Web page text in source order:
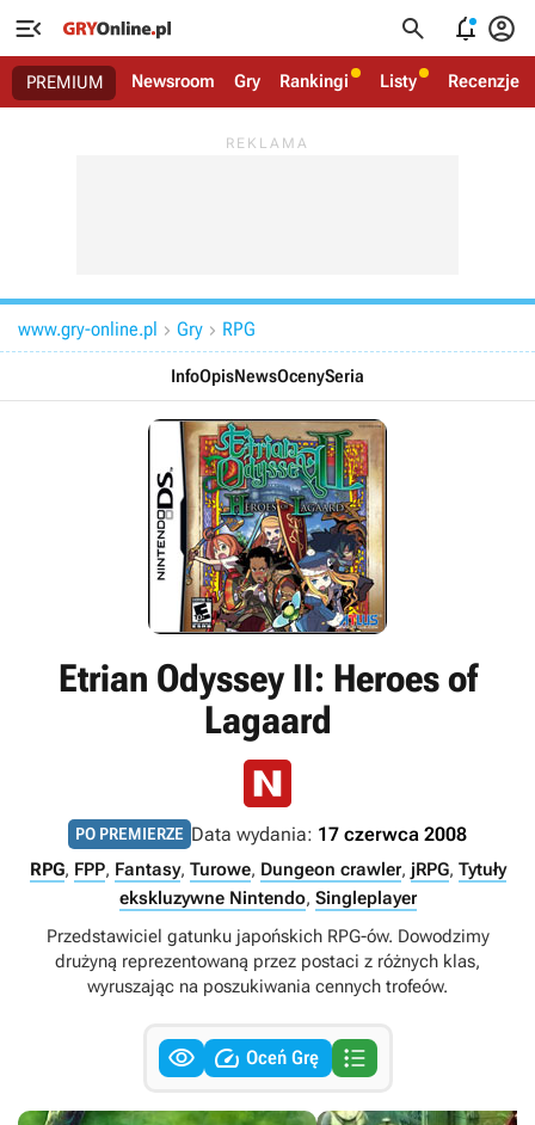
   
PREMIUM Newsroom Gry Rankingi Listy Recenzje
www.gry-online.pl  Gry  RPG
InfoOpisNewsOcenySeria
Etrian Odyssey II: Heroes of
Lagaard
PO PREMIERZE Data wydania: 17 czerwca 2008
RPG, FPP, Fantasy, Turowe, Dungeon crawler, jRPG, Tytuły
ekskluzywne Nintendo, Singleplayer
Przedstawiciel gatunku japońskich RPG-ów. Dowodzimy
drużyną reprezentowaną przez postaci z różnych klas,
wyruszając na poszukiwania cennych trofeów.
  Oceń Grę 